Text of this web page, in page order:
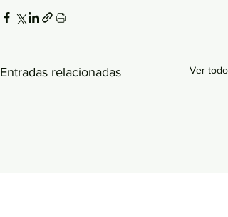
Entradas relacionadas Ver todo